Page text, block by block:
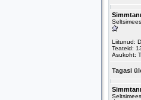
Seltsimees
Liitunud:
Teateid:
Asukoht:
Tagasi
Seltsimees